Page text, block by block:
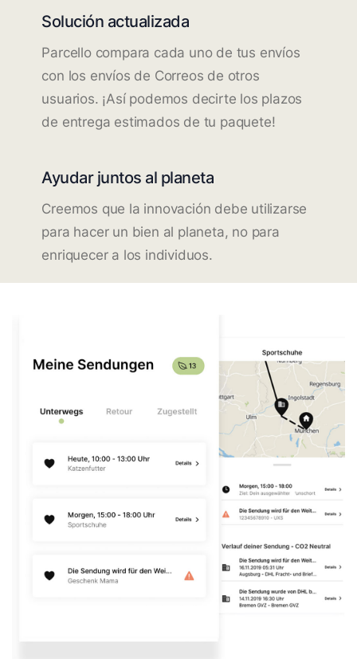
Solución actualizada
Parcello compara cada uno de tus envíos
con los envíos de Correos de otros
usuarios. ¡Así podemos decirte los plazos
de entrega estimados de tu paquete!
Ayudar juntos al planeta
Creemos que la innovación debe utilizarse
para hacer un bien al planeta, no para
enriquecer a los individuos.